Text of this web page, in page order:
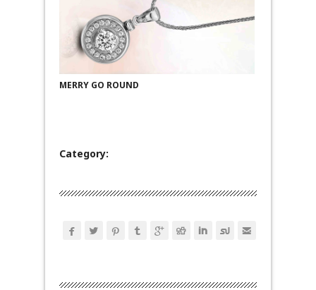
MERRY GO ROUND
Category:
        